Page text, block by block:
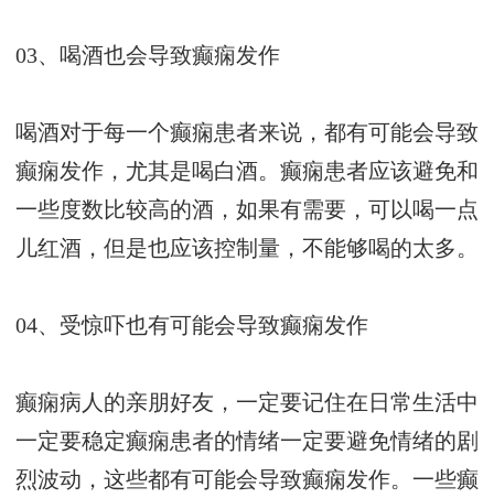
03、喝酒也会导致癫痫发作
喝酒对于每一个癫痫患者来说，都有可能会导致
癫痫发作，尤其是喝白酒。癫痫患者应该避免和
一些度数比较高的酒，如果有需要，可以喝一点
儿红酒，但是也应该控制量，不能够喝的太多。
04、受惊吓也有可能会导致癫痫发作
癫痫病人的亲朋好友，一定要记住在日常生活中
一定要稳定癫痫患者的情绪一定要避免情绪的剧
烈波动，这些都有可能会导致癫痫发作。一些癫